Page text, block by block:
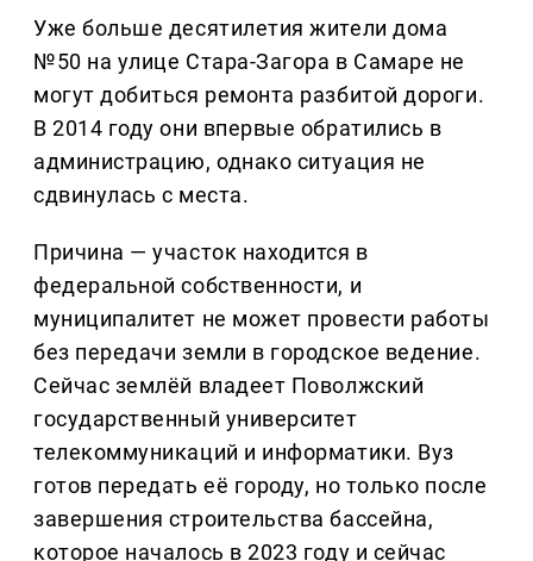
Уже больше десятилетия жители дома
№50 на улице Стара-Загора в Самаре не
могут добиться ремонта разбитой дороги.
В 2014 году они впервые обратились в
администрацию, однако ситуация не
сдвинулась с места.
Причина — участок находится в
федеральной собственности, и
муниципалитет не может провести работы
без передачи земли в городское ведение.
Сейчас землёй владеет Поволжский
государственный университет
телекоммуникаций и информатики. Вуз
готов передать её городу, но только после
завершения строительства бассейна,
которое началось в 2023 году и сейчас